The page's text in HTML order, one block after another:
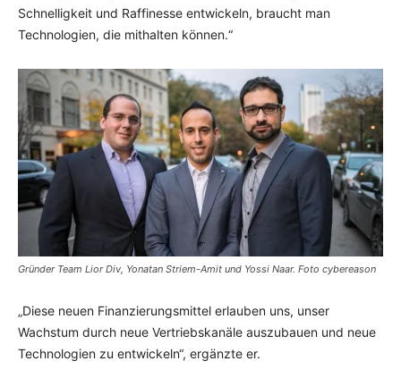
Schnelligkeit und Raffinesse entwickeln, braucht man
Technologien, die mithalten können.“
Gründer Team Lior Div, Yonatan Striem-Amit und Yossi Naar. Foto cybereason
„Diese neuen Finanzierungsmittel erlauben uns, unser
Wachstum durch neue Vertriebskanäle auszubauen und neue
Technologien zu entwickeln“, ergänzte er.